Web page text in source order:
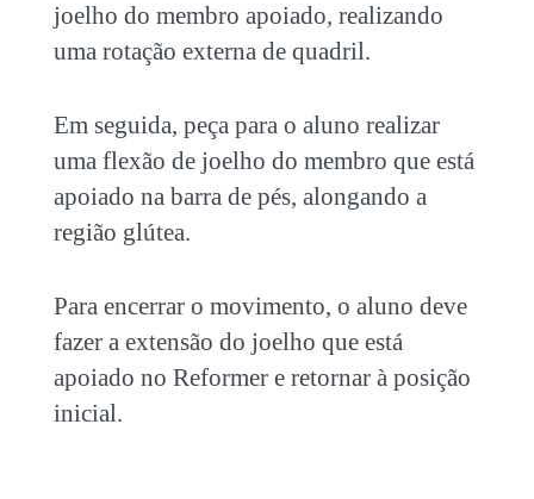
joelho do membro apoiado, realizando
uma rotação externa de quadril.
Em seguida, peça para o aluno realizar
uma flexão de joelho do membro que está
apoiado na barra de pés, alongando a
região glútea.
Para encerrar o movimento, o aluno deve
fazer a extensão do joelho que está
apoiado no Reformer e retornar à posição
inicial.